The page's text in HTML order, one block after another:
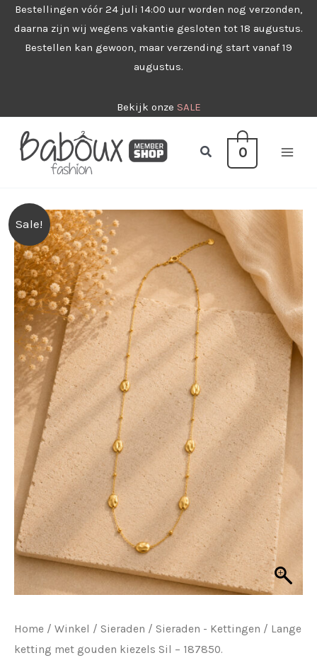
naar
Bestellingen vóór 24 juli 14:00 uur worden nog verzonden,
daarna zijn wij wegens vakantie gesloten tot 18 augustus.
Bestellen kan gewoon, maar verzending start vanaf 19
augustus.
Bekijk onze SALE
Zoeken0
Sale!
Home / Winkel / Sieraden / Sieraden - Kettingen / Lange
ketting met gouden kiezels Sil – 187850.